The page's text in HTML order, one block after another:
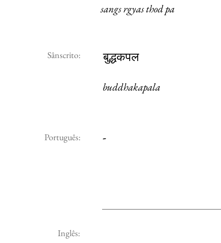
sangs rgyas thod pa
Sânscrito: बुद्धकपल
buddhakapala
Português: -
Inglês: